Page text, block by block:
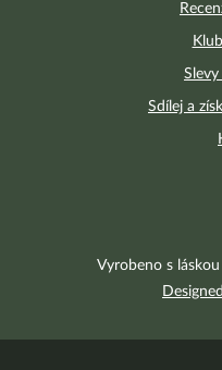
Sdílej a
Vyrobeno s